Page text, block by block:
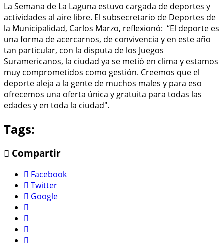
La Semana de La Laguna estuvo cargada de deportes y
actividades al aire libre. El subsecretario de Deportes de
la Municipalidad, Carlos Marzo, reflexionó: “El deporte es
una forma de acercarnos, de convivencia y en este año
tan particular, con la disputa de los Juegos
Suramericanos, la ciudad ya se metió en clima y estamos
muy comprometidos como gestión. Creemos que el
deporte aleja a la gente de muchos males y para eso
ofrecemos una oferta única y gratuita para todas las
edades y en toda la ciudad".
Tags:
Compartir
Facebook
Twitter
Google